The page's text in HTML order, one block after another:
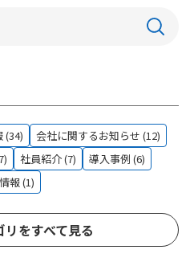
(34)
会社に関するお知らせ (12)
社員紹介 (7)
導入事例 (6)
報 (1)
リをすべて見る